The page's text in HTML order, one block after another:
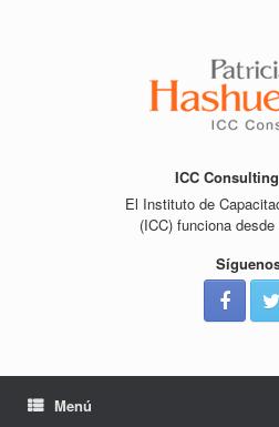
ICC
El Instituto de
(ICC) funciona
Menú